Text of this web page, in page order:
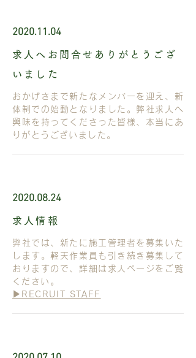
2020.11.04
求人へお問合せありがとうござ
いました
おかげさまで新たなメンバーを迎え、新
体制での始動となりました。弊社求人へ
興味を持ってくださった皆様、本当に あ
りがとうございました。
2020.08.24
求人情報
弊社では、新たに施工管理者を募集いた
します。軽天作業員も引き続き募集して
おりますので、詳細は求人ページをご覧
ください。
▶︎RECRUIT STAFF